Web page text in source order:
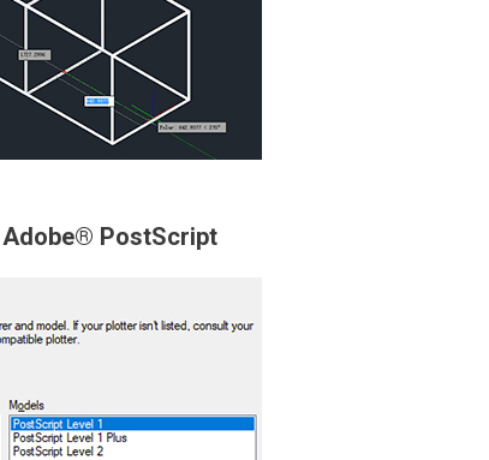
PostScript